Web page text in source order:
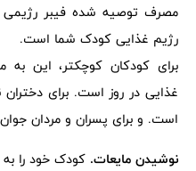
رژیم غذایی کودک شما است.
است. و برای پسران و مردان جوان 38 گرم در روز است.
نوشیدن مایعات.کودک خود را